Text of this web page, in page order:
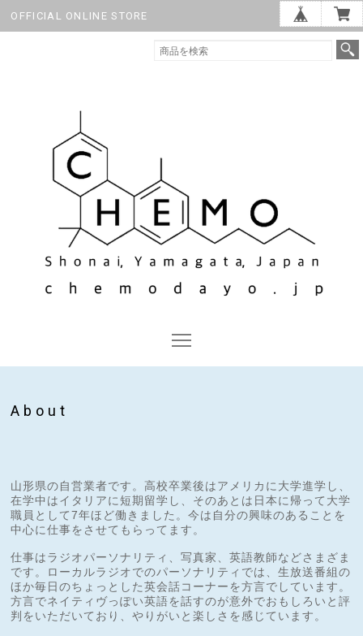
OFFICIAL ONLINE STORE
About
山形県の自営業者です。高校卒業後はアメリカに大学進学し、
在学中はイタリアに短期留学し、そのあとは日本に帰って大学
職員として7年ほど働きました。今は自分の興味のあることを
中心に仕事をさせてもらってます。
仕事はラジオパーソナリティ、写真家、英語教師などさまざま
です。ローカルラジオでのパーソナリティでは、生放送番組の
ほか毎日のちょっとした英会話コーナーを方言でしています。
方言でネイティヴっぽい英語を話すのが意外でおもしろいと評
判をいただいており、やりがいと楽しさを感じています。